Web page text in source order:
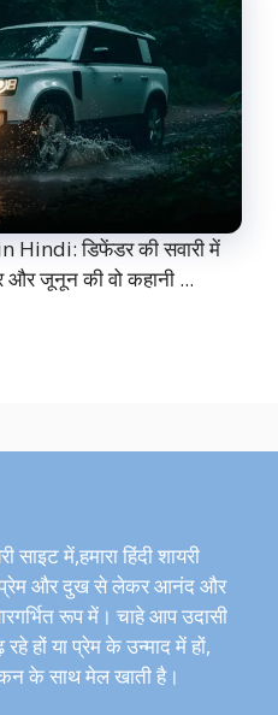
डिफेंडर की सवारी में
और जूनून की वो कहानी ...
साइट में,हमारा हिंदी शायरी
प्रेम और दुख से लेकर आनंद और
रूप में। चाहे आप उदासी
हों या प्रेम के उन्माद में हों,
के साथ मेल खाती है।